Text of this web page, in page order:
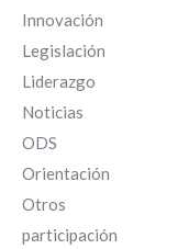
Innovación
Legislación
Liderazgo
Noticias
ODS
Orientación
Otros
participación